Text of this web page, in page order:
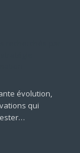
évolution,
qui